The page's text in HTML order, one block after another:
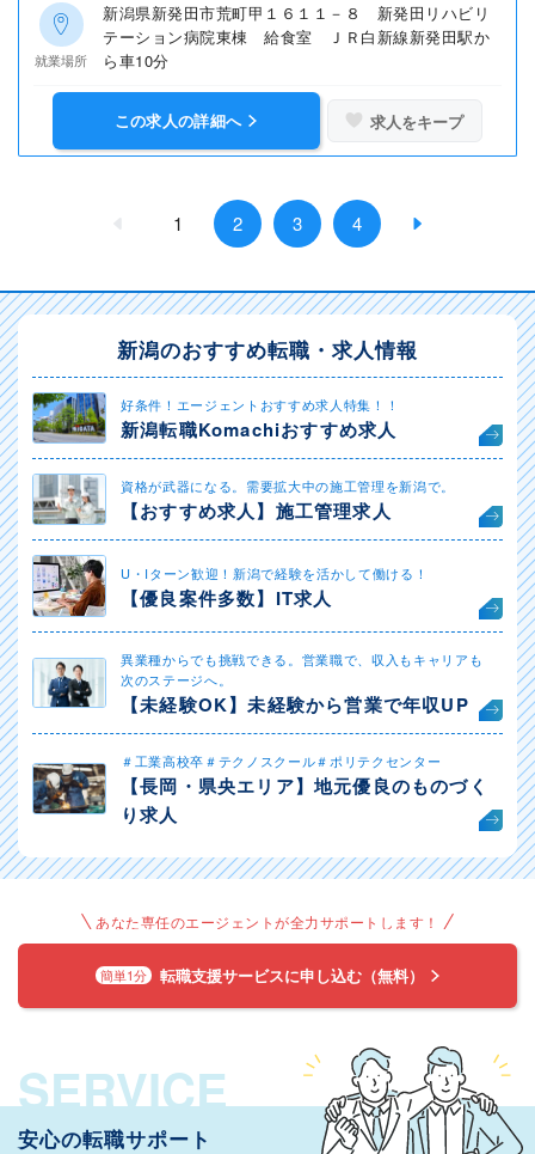
就業場所
新潟県新発田市荒町甲１６１１－８ 新発田リハビリ
テーション病院東棟 給食室 ＪＲ白新線新発田駅か
ら車10分
この求人の詳細へ 求人をキープ
1 2 3 4
新潟のおすすめ転職・求人情報
好条件！エージェントおすすめ求人特集！！
新潟転職Komachiおすすめ求人
資格が武器になる。需要拡大中の施工管理を新潟で。
【おすすめ求人】施工管理求人
U・Iターン歓迎！新潟で経験を活かして働ける！
【優良案件多数】IT求人
異業種からでも挑戦できる。営業職で、収入もキャリアも
次のステージへ。
【未経験OK】未経験から営業で年収UP
＃工業高校卒＃テクノスクール＃ポリテクセンター
【長岡・県央エリア】地元優良のものづく
り求人
あなた専任のエージェントが全力サポートします！
簡単1分 転職支援サービスに申し込む（無料）
SERVICE
安心の転職サポート